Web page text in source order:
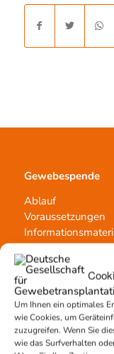
Um Ihnen ein optimales
wie Cookies, um
zuzugreifen. Wenn Sie
wie das Surfverhalten
Gewebespende
Ablauf
Voraussetzungen
Kontakt
Team Hannover
Spendestandorte